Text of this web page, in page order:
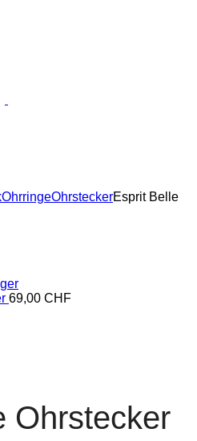
OhrringeOhrsteckerEsprit Belle
69,00 CHF
Ohrstecker